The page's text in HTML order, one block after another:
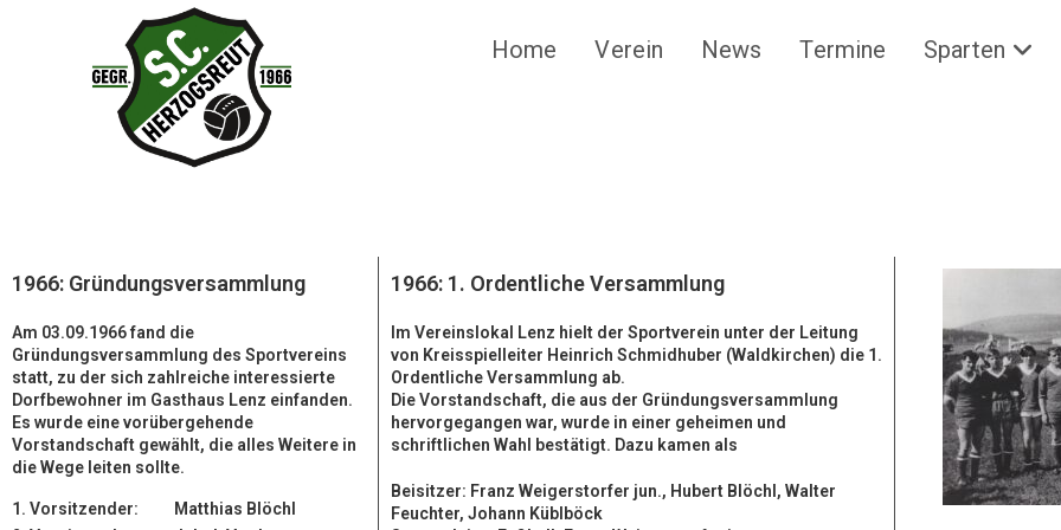
Home Verein News Termine Sparten
1966: Gründungsversammlung
Am 03.09.1966 fand die
Gründungsversammlung des Sportvereins
statt, zu der sich zahlreiche interessierte
Dorfbewohner im Gasthaus Lenz einfanden.
Es wurde eine vorübergehende
Vorstandschaft gewählt, die alles Weitere in
die Wege leiten sollte.
1. Vorsitzender: Matthias Blöchl
1966: 1. Ordentliche Versammlung
Im Vereinslokal Lenz hielt der Sportverein unter der Leitung
von Kreisspielleiter Heinrich Schmidhuber (Waldkirchen) die 1.
Ordentliche Versammlung ab.
Die Vorstandschaft, die aus der Gründungsversammlung
hervorgegangen war, wurde in einer geheimen und
schriftlichen Wahl bestätigt. Dazu kamen als
Beisitzer: Franz Weigerstorfer jun., Hubert Blöchl, Walter
Feuchter, Johann Küblböck